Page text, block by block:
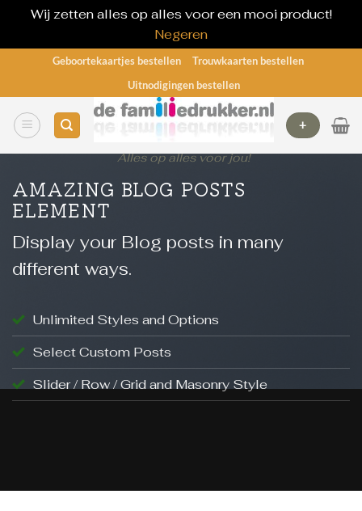
Wij zetten alles op alles voor een mooi product!
Negeren
inhoud
Geboortekaartjes bestellen
Trouwkaarten bestellen
Uitnodigingen bestellen
Alles op alles voor jou!
+
AMAZING BLOG POSTS
ELEMENT
Display your Blog posts in many
different ways.
Unlimited Styles and Options
Select Custom Posts
Slider / Row / Grid and Masonry Style